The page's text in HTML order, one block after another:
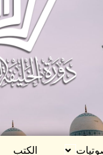
الكتب